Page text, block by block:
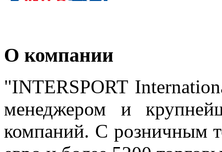
О компании
"INTERSPORT
менеджером и
компаний. С розничным